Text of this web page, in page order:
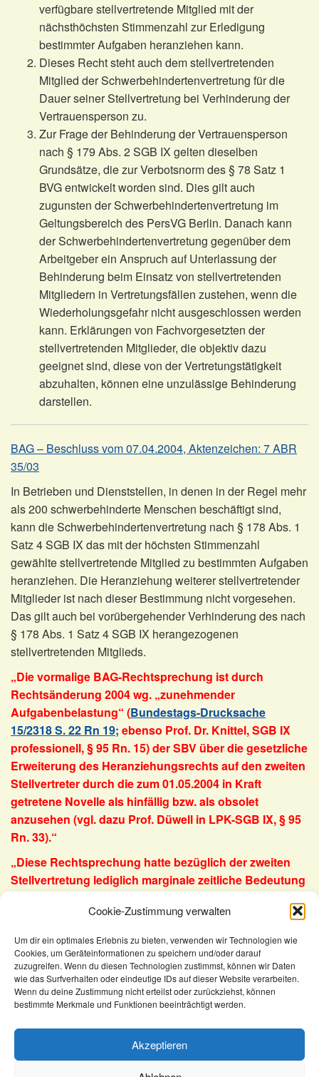
Cookie-Zustimmung verwalten
Um dir ein optimales Erlebnis zu bieten, verwenden wir Technologien wie
Cookies, um Geräteinformationen zu speichern und/oder darauf
zuzugreifen. Wenn du diesen Technologien zustimmst, können wir Daten
wie das Surfverhalten oder eindeutige IDs auf dieser Website verarbeiten.
Wenn du deine Zustimmung nicht erteilst oder zurückziehst, können
bestimmte Merkmale und Funktionen beeinträchtigt werden.
Akzeptieren
verfügbare stellvertretende Mitglied mit der
nächsthöchsten Stimmenzahl zur Erledigung
bestimmter Aufgaben heranziehen kann.
Dieses Recht steht auch dem stellvertretenden
Mitglied der Schwerbehindertenvertretung für die
Dauer seiner Stellvertretung bei Verhinderung der
Vertrauensperson zu.
Zur Frage der Behinderung der Vertrauensperson
nach § 179 Abs. 2 SGB IX gelten dieselben
Grundsätze, die zur Verbotsnorm des § 78 Satz 1
BVG entwickelt worden sind. Dies gilt auch
zugunsten der Schwerbehindertenvertretung im
Geltungsbereich des PersVG Berlin. Danach kann
der Schwerbehindertenvertretung gegenüber dem
Arbeitgeber ein Anspruch auf Unterlassung der
Behinderung beim Einsatz von stellvertretenden
Mitgliedern in Vertretungsfällen zustehen, wenn die
Wiederholungsgefahr nicht ausgeschlossen werden
kann. Erklärungen von Fachvorgesetzten der
stellvertretenden Mitglieder, die objektiv dazu
geeignet sind, diese von der Vertretungstätigkeit
abzuhalten, können eine unzulässige Behinderung
darstellen.
BAG – Beschluss vom 07.04.2004, Aktenzeichen: 7 ABR
35/03
In Betrieben und Dienststellen, in denen in der Regel mehr
als 200 schwerbehinderte Menschen beschäftigt sind,
kann die Schwerbehindertenvertretung nach § 178 Abs. 1
Satz 4 SGB IX das mit der höchsten Stimmenzahl
gewählte stellvertretende Mitglied zu bestimmten Aufgaben
heranziehen. Die Heranziehung weiterer stellvertretender
Mitglieder ist nach dieser Bestimmung nicht vorgesehen.
Das gilt auch bei vorübergehender Verhinderung des nach
§ 178 Abs. 1 Satz 4 SGB IX herangezogenen
stellvertretenden Mitglieds.
„Die vormalige BAG-Rechtsprechung ist durch
Rechtsänderung 2004 wg. „zunehmender
Aufgabenbelastung“ (Bundestags-Drucksache
15/2318 S. 22 Rn 19; ebenso Prof. Dr. Knittel, SGB IX
professionell, § 95 Rn. 15) der SBV über die gesetzliche
Erweiterung des Heranziehungsrechts auf den zweiten
Stellvertreter durch die zum 01.05.2004 in Kraft
getretene Novelle als hinfällig bzw. als obsolet
anzusehen (vgl. dazu Prof. Düwell in LPK-SGB IX, § 95
Rn. 33).“
„Diese Rechtsprechung hatte bezüglich der zweiten
Stellvertretung lediglich marginale zeitliche Bedeutung
auslaufenden alten Rechts.“
KomSem Recht
Urteile
Beschlussverfahren gegen den AG wegen
Behinderung der SBV